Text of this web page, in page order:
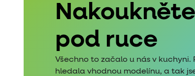
pod ruce
Všechno to začalo u nás v kuchyni.
hledala vhodnou modelínu, a tak